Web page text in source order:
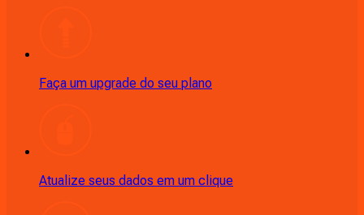
Faça um upgrade do seu plano
Atualize seus dados em um clique